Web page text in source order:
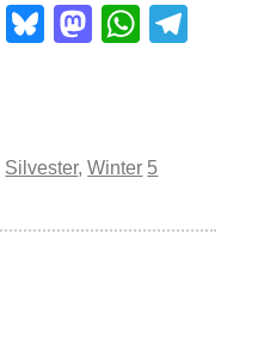
X
Bl
y
M
d
W
A
Silvester,Winter 5